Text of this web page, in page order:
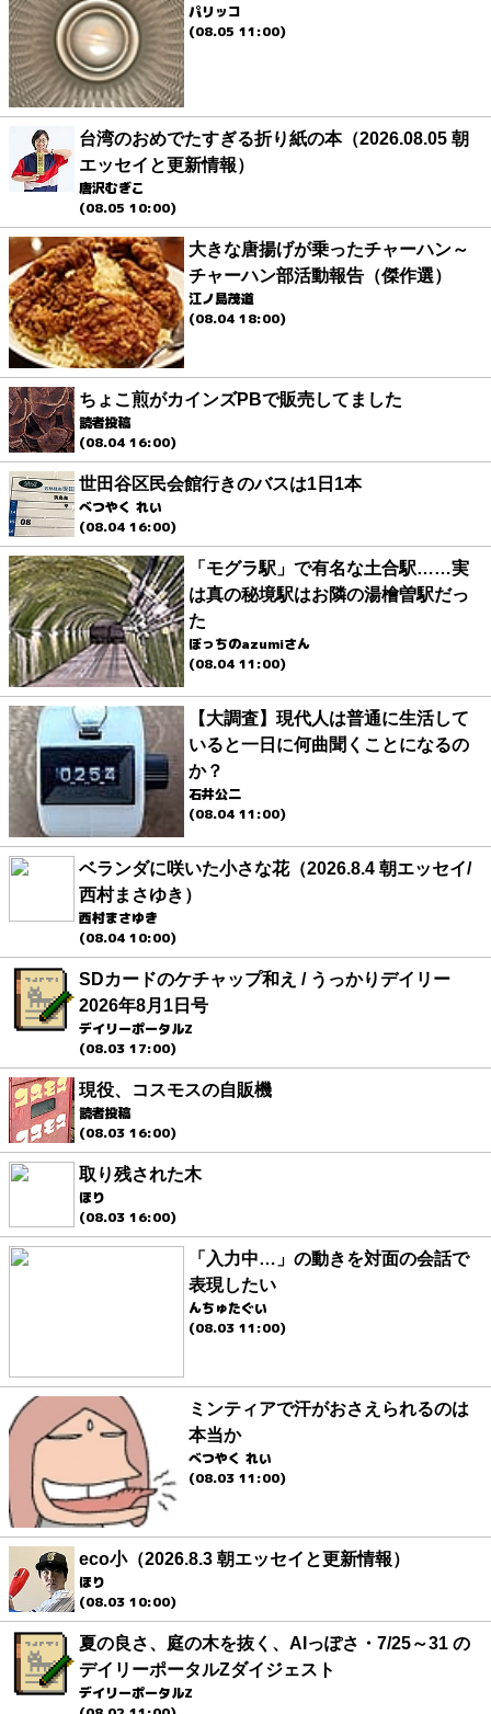
パリッコ
(08.05 11:00)
台湾のおめでたすぎる折り紙の本（2026.08.05 朝
エッセイと更新情報）
唐沢むぎこ
(08.05 10:00)
大きな唐揚げが乗ったチャーハン～
チャーハン部活動報告（傑作選）
江ノ島茂道
(08.04 18:00)
ちょこ煎がカインズPBで販売してました
読者投稿
(08.04 16:00)
世田谷区民会館行きのバスは1日1本
べつやく れい
(08.04 16:00)
「モグラ駅」で有名な土合駅……実
は真の秘境駅はお隣の湯檜曽駅だっ
た
ぼっちのazumiさん
(08.04 11:00)
【大調査】現代人は普通に生活して
いると一日に何曲聞くことになるの
か？
石井公二
(08.04 11:00)
ベランダに咲いた小さな花（2026.8.4 朝エッセイ/
西村まさゆき）
西村まさゆき
(08.04 10:00)
SDカードのケチャップ和え / うっかりデイリー
2026年8月1日号
デイリーポータルZ
(08.03 17:00)
現役、コスモスの自販機
読者投稿
(08.03 16:00)
取り残された木
ほり
(08.03 16:00)
「入力中…」の動きを対面の会話で
表現したい
んちゅたぐい
(08.03 11:00)
ミンティアで汗がおさえられるのは
本当か
べつやく れい
(08.03 11:00)
eco小（2026.8.3 朝エッセイと更新情報）
ほり
(08.03 10:00)
夏の良さ、庭の木を抜く、AIっぽさ・7/25～31 の
デイリーポータルZダイジェスト
デイリーポータルZ